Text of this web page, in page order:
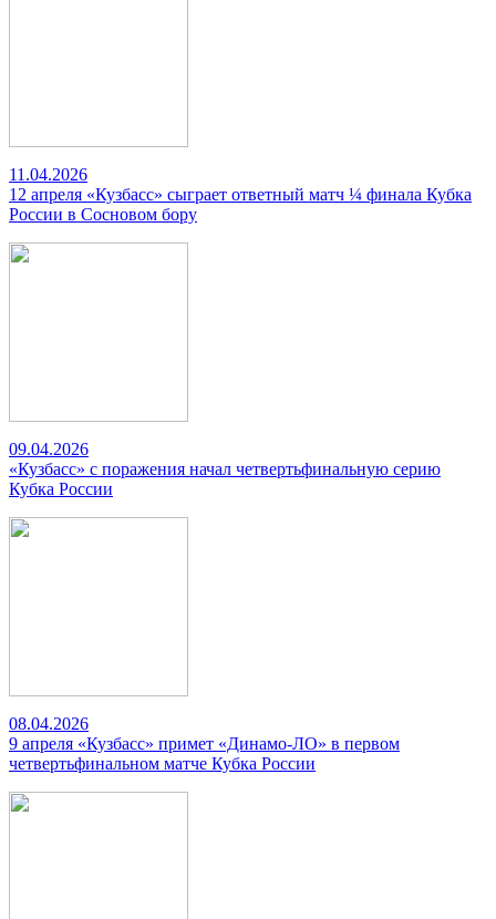
11.04.2026
12 апреля «Кузбасс» сыграет ответный матч ¼ финала Кубка
России в Сосновом бору
09.04.2026
«Кузбасс» с поражения начал четвертьфинальную серию
Кубка России
08.04.2026
9 апреля «Кузбасс» примет «Динамо-ЛО» в первом
четвертьфинальном матче Кубка России